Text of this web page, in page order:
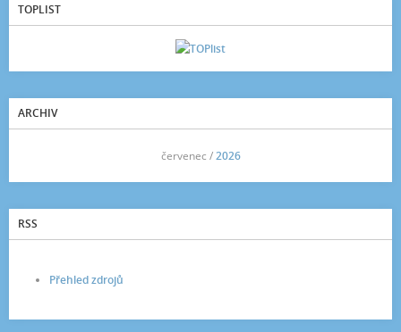
TOPLIST
ARCHIV
červenec /2026
RSS
Přehled zdrojů